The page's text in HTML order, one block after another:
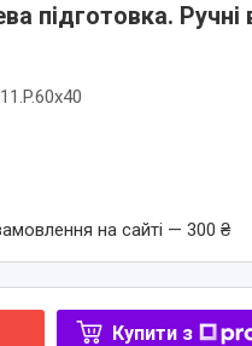
підготовка.
на сайті — 300 ₴
Купити з